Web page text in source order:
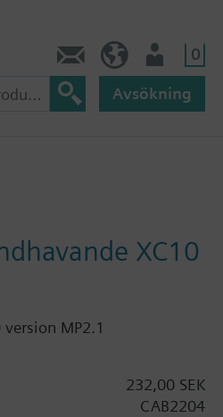
0
Avsökning
XC10
MP2.1
232,00 SEK
CAB2204